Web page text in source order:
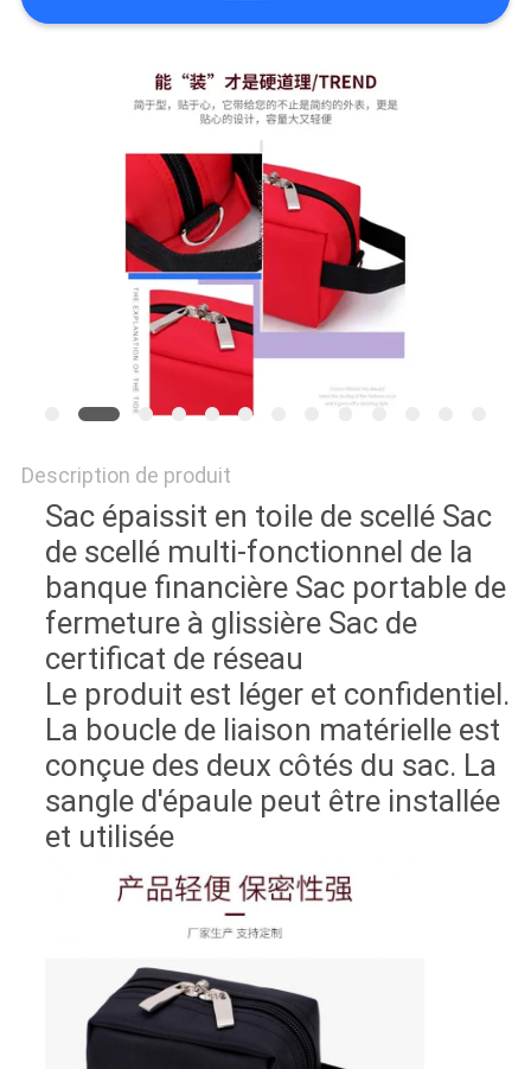
DU
Description de produit
Sac épaissit en toile de scellé Sac
de scellé multi-fonctionnel de la
banque financière Sac portable de
fermeture à glissière Sac de
certificat de réseau
Le produit est léger et confidentiel.
La boucle de liaison matérielle est
conçue des deux côtés du sac. La
sangle d'épaule peut être installée
et utilisée